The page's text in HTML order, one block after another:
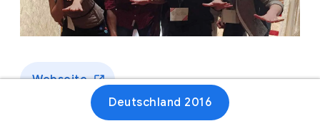
Webseite
Deutschland 2016